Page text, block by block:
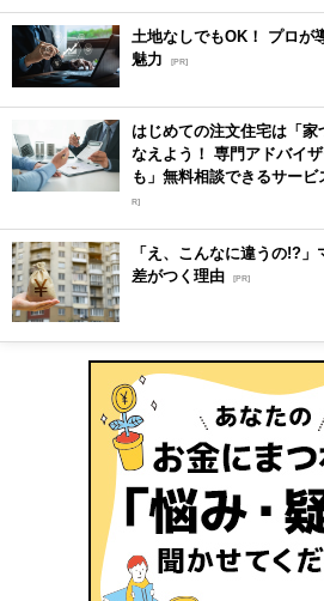
土地なしでもOK！ プロが
魅力
[PR]
はじめての注文住宅は「
なえよう！ 専門アドバイ
も」無料相談できるサー
R]
「え、こんなに違うの!?
差がつく理由 [PR]